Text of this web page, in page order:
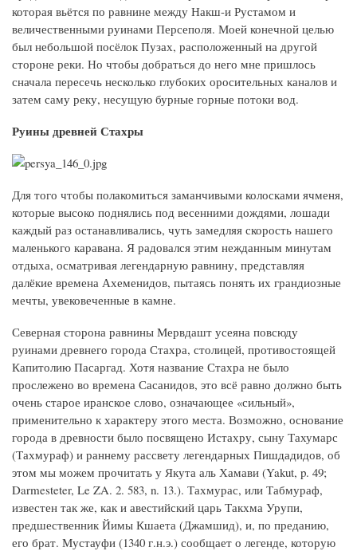
которая вьётся по равнине между Накш-и Рустамом и
величественными руинами Персеполя. Моей конечной целью
был небольшой посёлок Пузах, расположенный на другой
стороне реки. Но чтобы добраться до него мне пришлось
сначала пересечь несколько глубоких оросительных каналов и
затем саму реку, несущую бурные горные потоки вод.
Руины древней Стахры
Для того чтобы полакомиться заманчивыми колосками ячменя,
которые высоко поднялись под весенними дождями, лошади
каждый раз останавливались, чуть замедляя скорость нашего
маленького каравана. Я радовался этим нежданным минутам
отдыха, осматривая легендарную равнину, представляя
далёкие времена Ахеменидов, пытаясь понять их грандиозные
мечты, увековеченные в камне.
Северная сторона равнины Мервдашт усеяна повсюду
руинами древнего города Стахра, столицей, противостоящей
Капитолию Пасаргад. Хотя название Стахра не было
прослежено во времена Сасанидов, это всё равно должно быть
очень старое иранское слово, означающее «сильный»,
применительно к характеру этого места. Возможно, основание
города в древности было посвящено Истахру, сыну Тахумарс
(Тахмураф) и раннему рассвету легендарных Пишдадидов, об
этом мы можем прочитать у Якута аль Хамави (Yakut, p. 49;
Darmesteter, Le ZA. 2. 583, n. 13.). Тахмурас, или Табмураф,
известен так же, как и авестийский царь Такхма Урупи,
предшественник Йимы Кшаета (Джамшид), и, по преданию,
его брат. Мустауфи (1340 г.н.э.) сообщает о легенде, которую